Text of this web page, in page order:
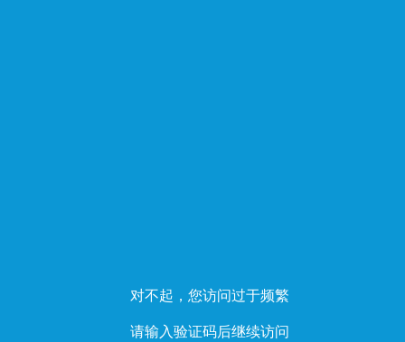
对不起，您访问过于频繁
请输入验证码后继续访问